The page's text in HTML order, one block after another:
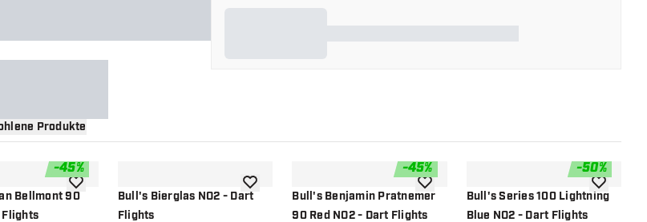
Produkte
-45%
Bellmont 90
Flights
Zur Wunschliste hinzufügen
Bull's Bierglas NO2 - Dart
Flights
Zur Wunschliste hinzufügen
-45%
Bull's Benjamin Pratnemer
90 Red NO2 - Dart Flights
Zur Wunschliste hinzufügen
-50%
Bull's Series 100 Lightning
Blue NO2 - Dart Flights
Zur